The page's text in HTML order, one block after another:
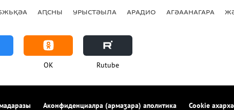
АԤСНЫ УРЫСТӘЫЛА АРАДИО АГӘААНАГАРА
OK Rutube
Аконфиденциалра (армаӡара) аполитика Cookie